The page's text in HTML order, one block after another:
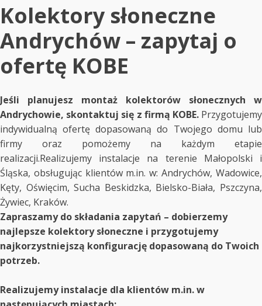
Kolektory słoneczne
Andrychów – zapytaj o
ofertę KOBE
Jeśli planujesz montaż kolektorów słonecznych w
Andrychowie, skontaktuj się z firmą KOBE. Przygotujemy
indywidualną ofertę dopasowaną do Twojego domu lub
firmy oraz pomożemy na każdym etapie
realizacji.Realizujemy instalacje na terenie Małopolski i
Śląska, obsługując klientów m.in. w: Andrychów, Wadowice,
Kęty, Oświęcim, Sucha Beskidzka, Bielsko-Biała, Pszczyna,
Żywiec, Kraków.
Zapraszamy do składania zapytań – dobierzemy
najlepsze kolektory słoneczne i przygotujemy
najkorzystniejszą konfigurację dopasowaną do Twoich
potrzeb.
Realizujemy instalacje dla klientów m.in. w